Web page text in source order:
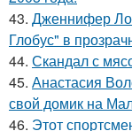
43. Дженнифер
Глобус" в
44. Скандал с
45. Анастасия
свой домик на
46. Этот